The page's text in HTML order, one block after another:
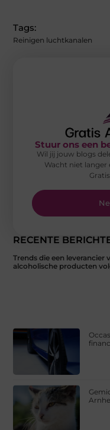
Tags:
Reinigen luchtkanalen
RECENTE
Trends die een leverancier
alcoholische producten
Stuur ons een
Wil jij jouw blogs
Wacht niet langer